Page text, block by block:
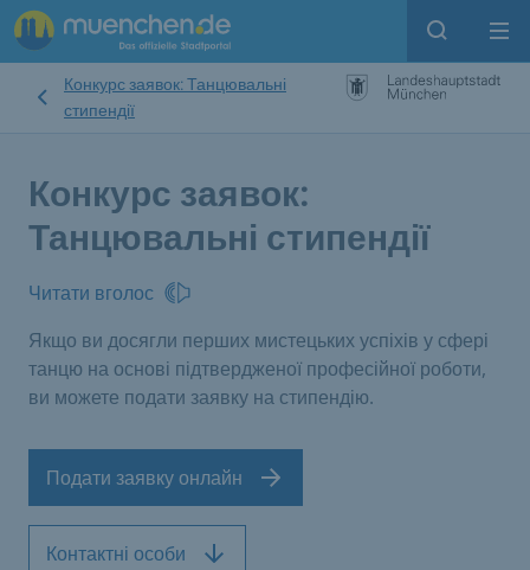
Open
Конкурс заявок: Танцювальні
стипендії
Конкурс заявок:
Танцювальні стипендії
Читати вголос
Якщо ви досягли перших мистецьких успіхів у сфері
танцю на основі підтвердженої професійної роботи,
ви можете подати заявку на стипендію.
Подати заявку онлайн
Контактні особи